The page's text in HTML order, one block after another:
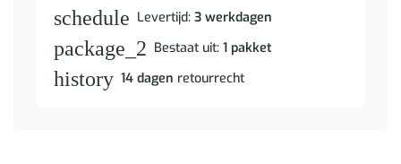
schedule Levertijd: 3 werkdagen
package_2 Bestaat uit: 1 pakket
history 14 dagen retourrecht